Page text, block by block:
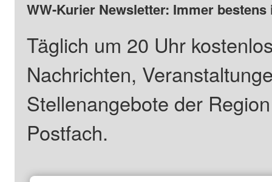
WW-Kurier Newsletter: Immer
Täglich um 20 Uhr
Nachrichten,
Stellenangebote der
Postfach.